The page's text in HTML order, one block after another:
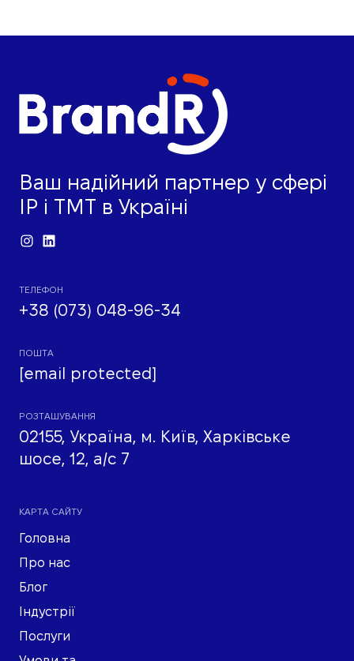
Ваш надійний партнер у сфері
IP і ТМТ в Україні
ТЕЛЕФОН
+38 (073) 048-96-34
ПОШТА
[email protected]
РОЗТАШУВАННЯ
02155, Україна, м. Київ, Харківське
шосе, 12, а/с 7
КАРТА САЙТУ
Головна
Про нас
Блог
Індустрії
Послуги